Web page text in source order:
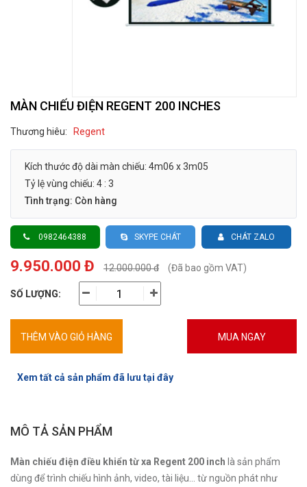
MÀN CHIẾU ĐIỆN REGENT 200 INCHES
Thương hiêu: Regent
Kích thước độ dài màn chiếu: 4m06 x 3m05
Tỷ lệ vùng chiếu: 4 : 3
Tình trạng: Còn hàng
0982464388 CHÁT ZALO
SKYPE CHÁT
9.950.000 Đ 12.000.000 đ (Đã bao gồm VAT)
SỐ LƯỢNG:
THÊM VÀO GIỎ HÀNG MUA NGAY
Xem tất cả sản phẩm đã lưu tại đây
MÔ TẢ SẢN PHẨM
Màn chiếu điện điều khiển từ xa Regent 200 inch là sản phẩm
dùng để trình chiếu hình ảnh, video, tài liệu... từ nguồn phát như